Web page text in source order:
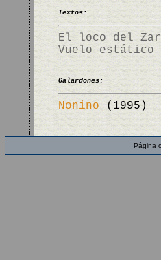
Textos:
El loco del
Vuelo estático
Galardones:
Nonino(1995)
Página